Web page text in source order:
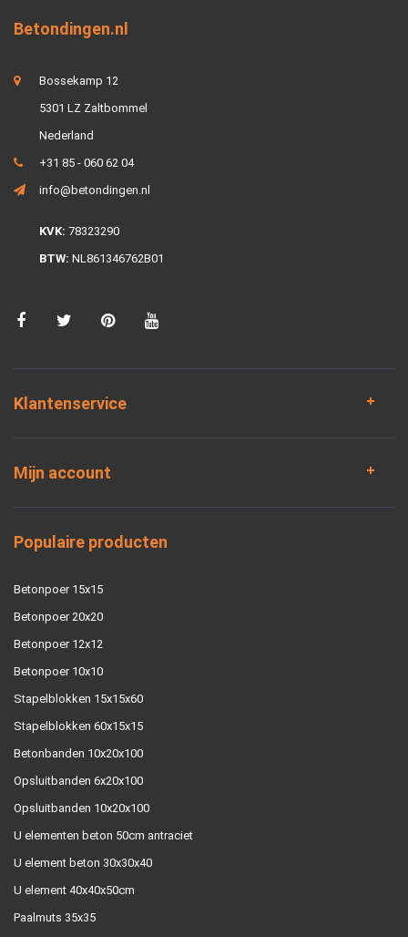
Betondingen.nl
Bossekamp 12
5301 LZ Zaltbommel
Nederland
+31 85 - 060 62 04
info@betondingen.nl
KVK: 78323290
BTW: NL861346762B01
Klantenservice
Mijn account
Populaire producten
Betonpoer 15x15
Betonpoer 20x20
Betonpoer 12x12
Betonpoer 10x10
Stapelblokken 15x15x60
Stapelblokken 60x15x15
Betonbanden 10x20x100
Opsluitbanden 6x20x100
Opsluitbanden 10x20x100
U elementen beton 50cm antraciet
U element beton 30x30x40
U element 40x40x50cm
Paalmuts 35x35